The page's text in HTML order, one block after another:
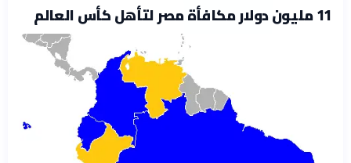
11 مليون دولار مكافأة مصر لتأهل كأس العالم